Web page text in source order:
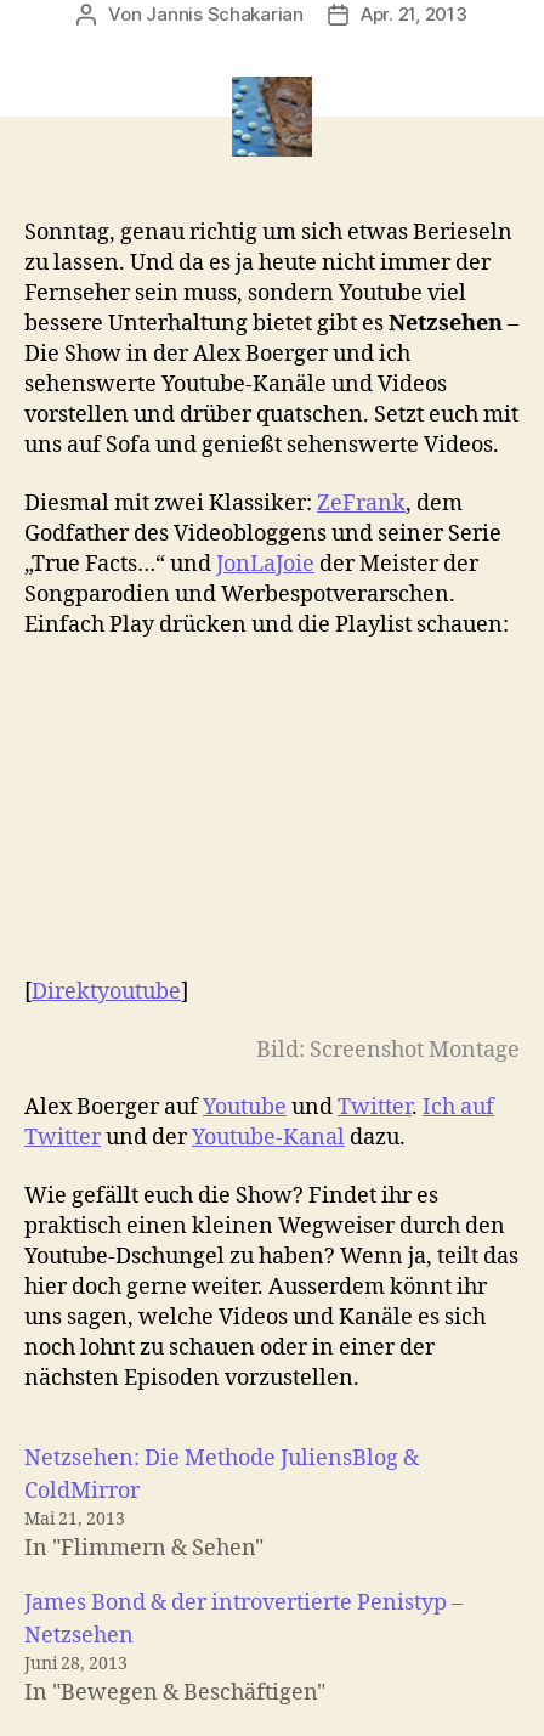
Beitragsautor
Von Jannis Schakarian Apr. 21, 2013
Sonntag, genau richtig um sich etwas Berieseln
zu lassen. Und da es ja heute nicht immer der
Fernseher sein muss, sondern Youtube viel
bessere Unterhaltung bietet gibt esNetzsehen–
Die Show in der Alex Boerger und ich
sehenswerte Youtube-Kanäle und Videos
vorstellen und drüber quatschen. Setzt euch mit
uns auf Sofa und genießt sehenswerte Videos.
Diesmal mit zwei Klassiker: ZeFrank, dem
Godfather des Videobloggens und seiner Serie
„True Facts…“ undJonLaJoie der Meister der
Songparodien und Werbespotverarschen.
Einfach Play drücken und die Playlist schauen:
[Direktyoutube]
Bild: Screenshot Montage
Alex Boerger aufYoutube undTwitter. Ich auf
Twitterund derYoutube-Kanal dazu.
Wie gefällt euch die Show? Findet ihr es
praktisch einen kleinen Wegweiser durch den
Youtube-Dschungel zu haben? Wenn ja, teilt das
hier doch gerne weiter. Ausserdem könnt ihr
uns sagen, welche Videos und Kanäle es sich
noch lohnt zu schauen oder in einer der
nächsten Episoden vorzustellen.
Netzsehen: Die Methode JuliensBlog &
ColdMirror
Mai 21, 2013
In "Flimmern & Sehen"
James Bond & der introvertierte Penistyp –
Netzsehen
Juni 28, 2013
In "Bewegen & Beschäftigen"